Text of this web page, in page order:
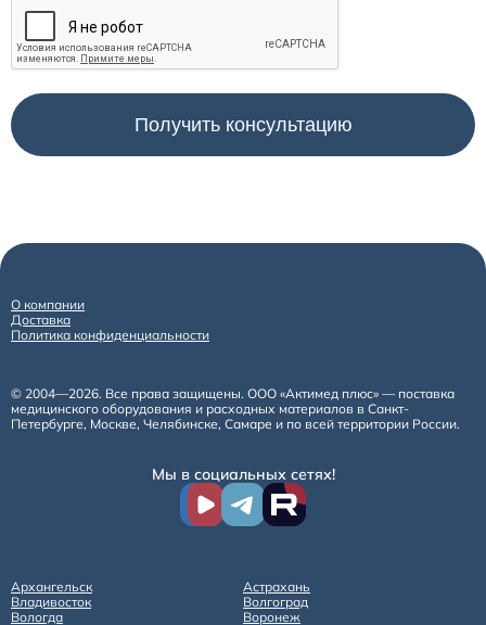
О компании
Доставка
Политика конфиденциальности
© 2004—2026. Все права защищены. ООО «Актимед плюс» — поставка
медицинского оборудования и расходных материалов в Санкт-
Петербурге, Москве, Челябинске, Самаре и по всей территории России.
Мы в социальных сетях!
Архангельск
Астрахань
Владивосток
Волгоград
Вологда
Воронеж